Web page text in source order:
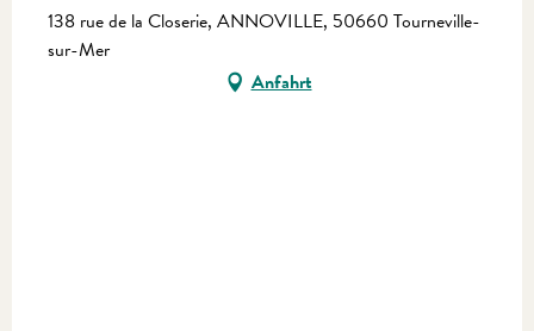
138 rue de la Closerie, ANNOVILLE, 50660 Tourneville-
sur-Mer
Anfahrt